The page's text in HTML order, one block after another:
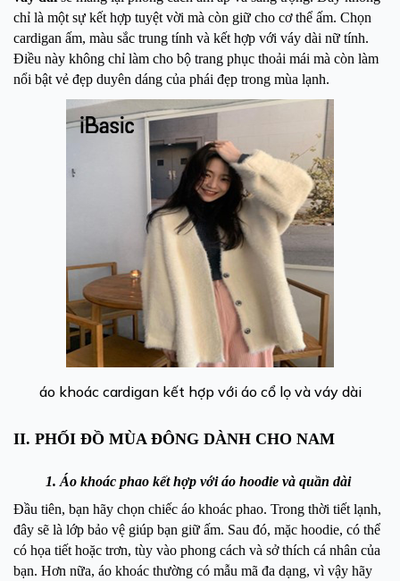
chỉ là một sự kết hợp tuyệt vời mà còn giữ cho cơ thể ấm. Chọn
cardigan ấm, màu sắc trung tính và kết hợp với váy dài nữ tính.
Điều này không chỉ làm cho bộ trang phục thoải mái mà còn làm
nổi bật vẻ đẹp duyên dáng của phái đẹp trong mùa lạnh.
áo khoác cardigan kết hợp với áo cổ lọ và váy dài
II. PHỐI ĐỒ MÙA ĐÔNG DÀNH CHO NAM
1. Áo khoác phao kết hợp với áo hoodie và quần dài
Đầu tiên, bạn hãy chọn chiếc áo khoác phao. Trong thời tiết lạnh,
đây sẽ là lớp bảo vệ giúp bạn giữ ấm. Sau đó, mặc hoodie, có thể
có họa tiết hoặc trơn, tùy vào phong cách và sở thích cá nhân của
bạn. Hơn nữa, áo khoác thường có mẫu mã đa dạng, vì vậy hãy